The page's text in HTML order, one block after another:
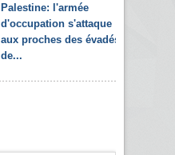
Palestine: l'armée
d'occupation s'attaque
aux proches des évadés
de...